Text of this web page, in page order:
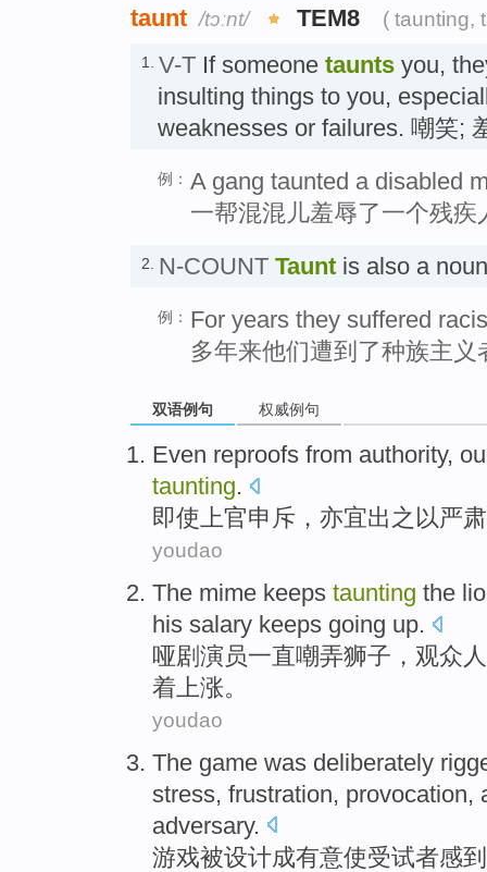
taunt /tɔːnt/ TEM8 ( taunting,
1. V-T If someone taunts you,
insulting things to you,
weaknesses or failures. 嘲笑;
例： A gang taunted a disabled
一帮混混儿羞辱了一个残疾
2. N-COUNT Taunt is also a
例： For years they suffered
多年来他们遭到了种族主义
双语例句 权威例句
Even reproofs from authority,
taunting.
即使上官申斥，亦宜出之 以严肃
youdao
The mime keeps taunting the
his salary keeps going up.
哑剧演员一直嘲弄狮子 ， 观众
着 上涨。
youdao
The game was deliberately
stress, frustration, provocation,
adversary.
游戏被设计成有意使受试者感到